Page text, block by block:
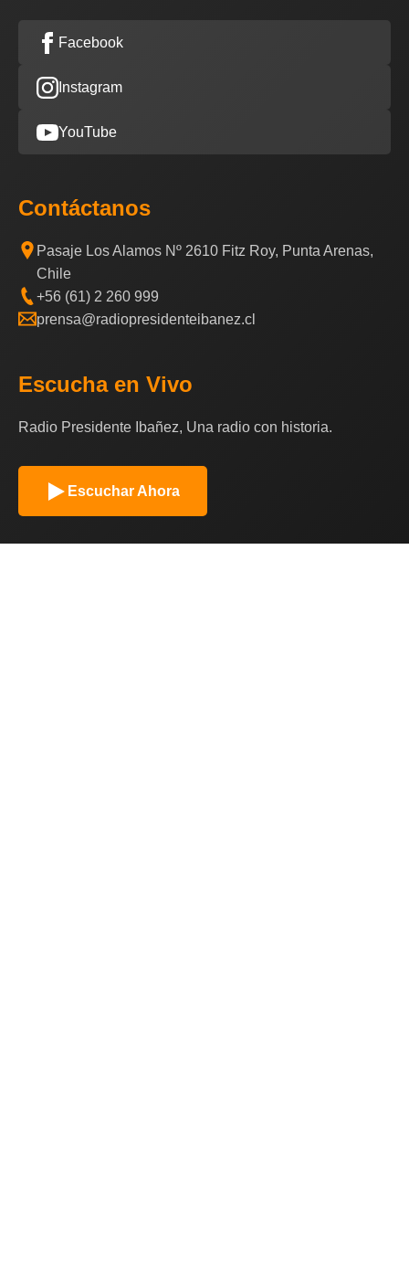
Facebook
Instagram
YouTube
Contáctanos
Pasaje Los Alamos Nº 2610 Fitz Roy, Punta Arenas,
Chile
+56 (61) 2 260 999
prensa@radiopresidenteibanez.cl
Escucha en Vivo
Radio Presidente Ibañez, Una radio con historia.
Escuchar Ahora